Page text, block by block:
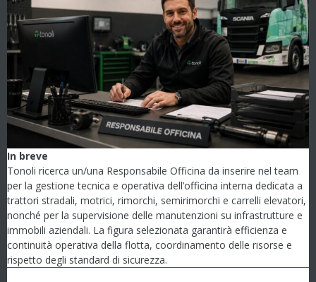
In breve
Tonoli ricerca un/una Responsabile Officina da inserire nel team
per la gestione tecnica e operativa dell’officina interna dedicata a
trattori stradali, motrici, rimorchi, semirimorchi e carrelli elevatori,
nonché per la supervisione delle manutenzioni su infrastrutture e
immobili aziendali. La figura selezionata garantirà efficienza e
continuità operativa della flotta, coordinamento delle risorse e
rispetto degli standard di sicurezza.